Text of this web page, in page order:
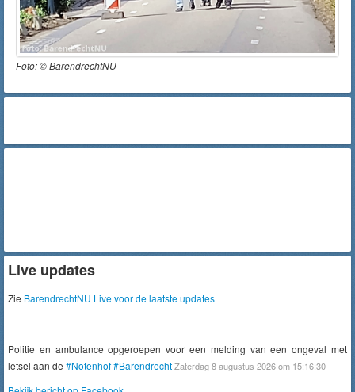
Foto: ©BarendrechtNU
Live updates
Zie BarendrechtNU Live voor de laatste updates
Politie en ambulance opgeroepen voor een melding van een ongeval met
letsel aan de #Notenhof#BarendrechtZaterdag 8 augustus 2026 om 15:16:30